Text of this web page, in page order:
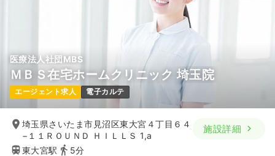
医療法人社団MBS
ＭＢＳ在宅ホームクリニック 埼玉院
エージェント求人 電子カルテ
埼玉県さいたま市見沼区東大宮４丁目６４
−１１ＲＯＵＮＤ ＨＩＬＬＳ 1,a
東大宮駅
5分
施設詳細